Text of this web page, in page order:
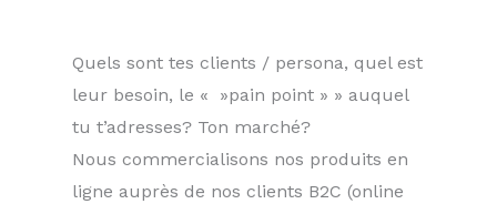
Quels sont tes clients / persona, quel est
leur besoin, le « »pain point » » auquel
tu t’adresses? Ton marché?
Nous commercialisons nos produits en
ligne auprès de nos clients B2C (online